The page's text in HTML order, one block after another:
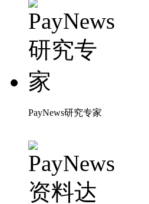
PayNews研究专家